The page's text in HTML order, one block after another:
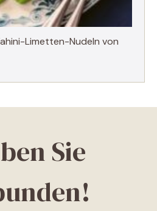
Limetten-Nudeln von
Sie